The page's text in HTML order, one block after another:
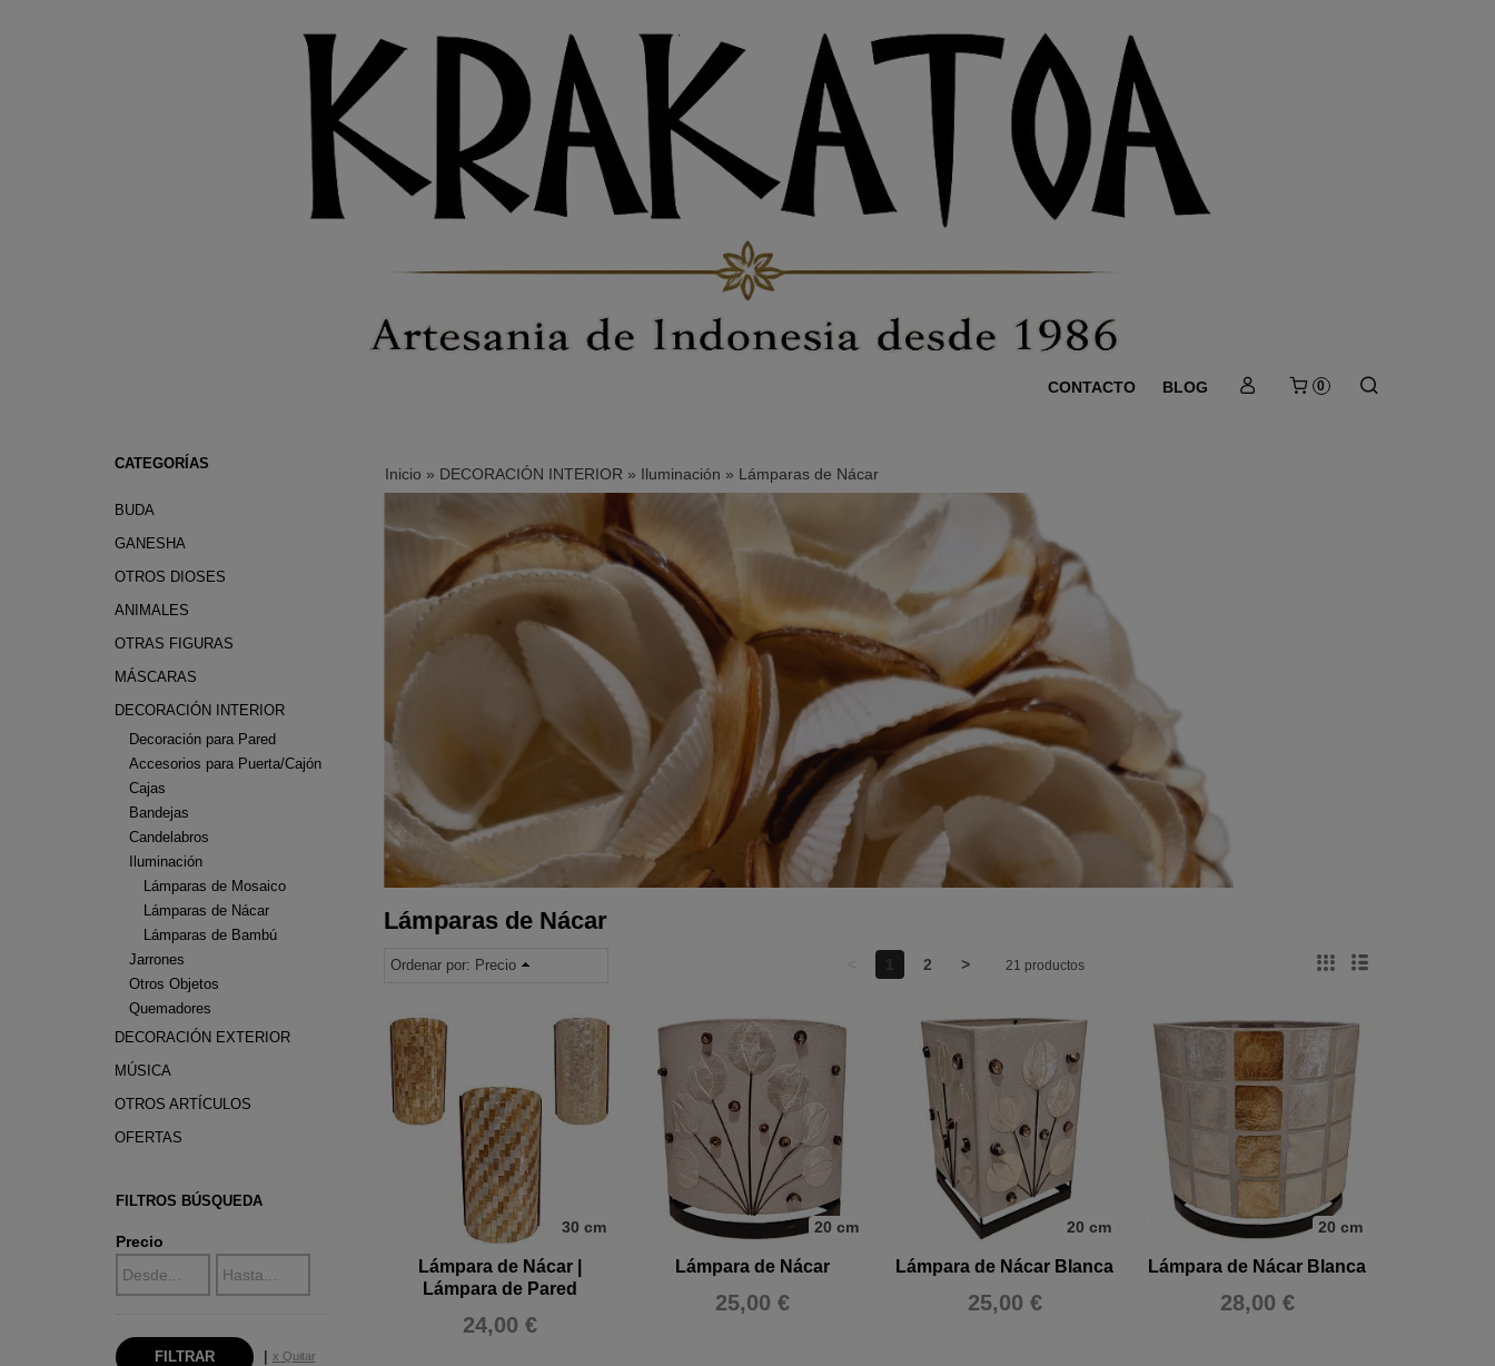
CONTACTO BLOG 0
CATEGORÍAS
BUDA
GANESHA
OTROS DIOSES
ANIMALES
OTRAS FIGURAS
MÁSCARAS
DECORACIÓN INTERIOR
Decoración para Pared
Accesorios para Puerta/Cajón
Cajas
Bandejas
Candelabros
Iluminación
Lámparas de Mosaico
Lámparas de Nácar
Lámparas de Bambú
Jarrones
Otros Objetos
Quemadores
DECORACIÓN EXTERIOR
MÚSICA
OTROS ARTÍCULOS
OFERTAS
FILTROS BÚSQUEDA
Precio
| x Quitar
Inicio » DECORACIÓN INTERIOR » Iluminación » Lámparas de Nácar
Lámparas de Nácar
Ordenar por: Precio 2 > 21 productos
30 cm
Lámpara de Nácar |
Lámpara de Pared
24,00 €
20 cm
Lámpara de Nácar
25,00 €
20 cm
Lámpara de Nácar Blanca
25,00 €
20 cm
Lámpara de Nácar Blanca
28,00 €